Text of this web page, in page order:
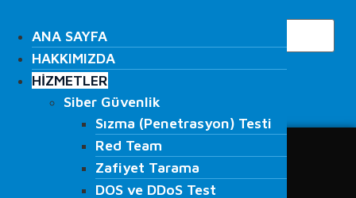
ANA SAYFA
HAKKIMIZDA
HİZMETLER
ANA SAYFA
HAKKIMIZDA
HİZMETLER
Siber Güvenlik
Sızma (Penetrasyon) Testi
Red Team
Zafiyet Tarama
DOS ve DDoS Test
ANA SAYFA
HAKKIMIZDA
HİZMETLER
Siber Güvenlik
Sızma (Penetrasyon) Testi
Red Team
Zafiyet Tarama
DOS ve DDoS Test